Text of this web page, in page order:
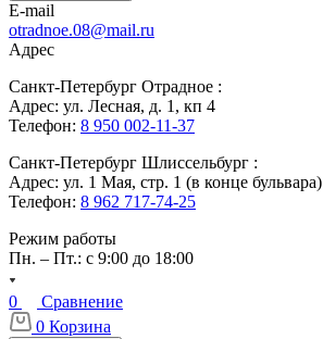
E-mail
otradnoe.08@mail.ru
Адрес
Санкт-Петербург Отрадное :
Адрес: ул. Лесная, д. 1, кп 4
Телефон: 8 950 002-11-37
Санкт-Петербург Шлиссельбург :
Адрес: ул. 1 Мая, стр. 1 (в конце бульвара)
Телефон: 8 962 717-74-25
Режим работы
Пн. – Пт.: с 9:00 до 18:00
0
Сравнение
0 Корзина